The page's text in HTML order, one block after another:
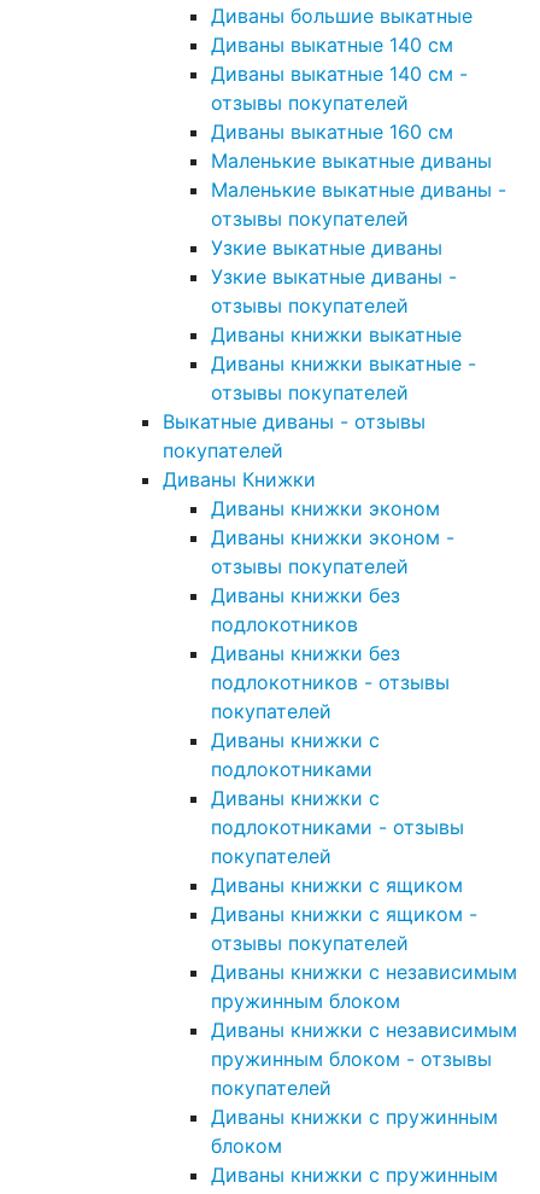
Диваны большие выкатные
Диваны выкатные 140 см
Диваны выкатные 140 см -
отзывы покупателей
Диваны выкатные 160 см
Маленькие выкатные диваны
Маленькие выкатные диваны -
отзывы покупателей
Узкие выкатные диваны
Узкие выкатные диваны -
отзывы покупателей
Диваны книжки выкатные
Диваны книжки выкатные -
отзывы покупателей
Выкатные диваны - отзывы
покупателей
Диваны Книжки
Диваны книжки эконом
Диваны книжки эконом -
отзывы покупателей
Диваны книжки без
подлокотников
Диваны книжки без
подлокотников - отзывы
покупателей
Диваны книжки с
подлокотниками
Диваны книжки с
подлокотниками - отзывы
покупателей
Диваны книжки с ящиком
Диваны книжки с ящиком -
отзывы покупателей
Диваны книжки с независимым
пружинным блоком
Диваны книжки с независимым
пружинным блоком - отзывы
покупателей
Диваны книжки с пружинным
блоком
Диваны книжки с пружинным